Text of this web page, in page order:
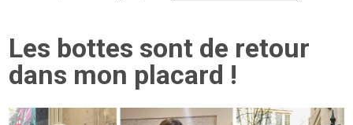
Les bottes sont de retour
dans mon placard !